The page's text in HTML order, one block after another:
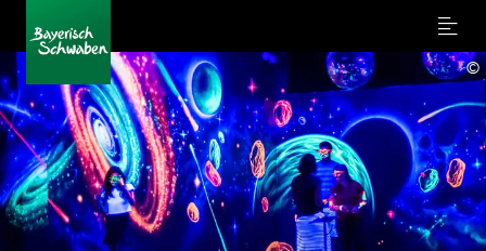
Menu
©